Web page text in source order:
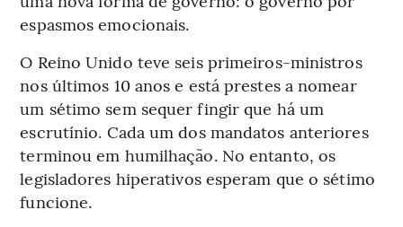
espasmos emocionais.
O Reino Unido teve seis primeiros-ministros
nos últimos 10 anos e está prestes a nomear
um sétimo sem sequer fingir que há um
escrutínio. Cada um dos mandatos anteriores
terminou em humilhação. No entanto, os
legisladores hiperativos esperam que o sétimo
funcione.